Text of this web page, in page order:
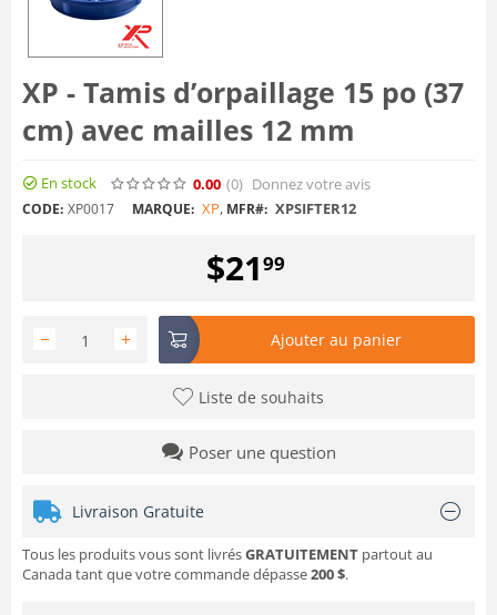
XP - Tamis d’orpaillage 15 po (37
cm) avec mailles 12 mm
En stock 0.00 (0) Donnez votre avis
CODE: XP0017 MARQUE: XP, MFR#: XPSIFTER12
$2199
+
− Ajouter au panier
Liste de souhaits
Poser une question
Livraison Gratuite
Tous les produits vous sont livrésGRATUITEMENT partout au
Canada tant que votre commande dépasse200 $.